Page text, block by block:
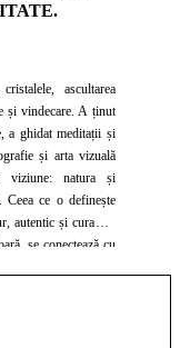
ascultarea
și vindecare. A ținut
a ghidat meditații și
viziune: natura și
autentic și curat, în
se conectează cu